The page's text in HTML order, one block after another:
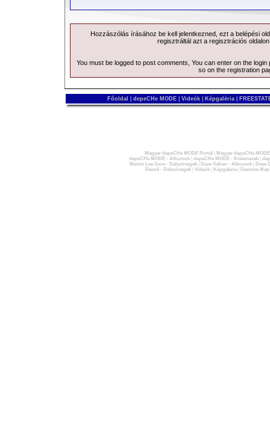
Hozzászólás írásához be kell jelentkezned, ezt a belépési
regisztráltál azt a regisztrációs
You must be logged to post comments, You can enter on the login
so on the registration
Főoldal depeCHe MODE Videók Képgaléria
Magyar depeCHe MODE Portál
Magyar depeCHe
depeCHe MODE - Albumok| depeCHe MODE - Kislemezek|
Martin Lee Gore - Dalszövegek| Dave Gahan - Albumok|
Dave
Recoil - Dalszövegek| Videók| Képgaléria| Devotee Map